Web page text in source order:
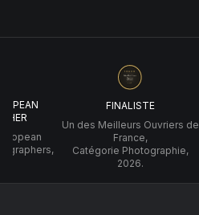
FINALISTE
Un des Meilleurs Ouvriers de
France,
Catégorie Photographie,
2026.